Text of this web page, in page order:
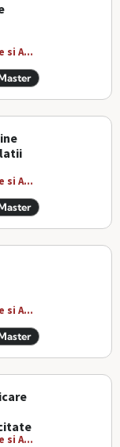
si A...
si A...
si A...
si A...